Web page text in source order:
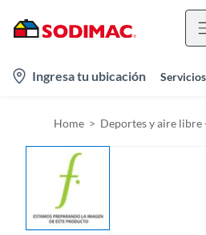
Ingresa tu ubicación Servicios
Home Deportes y aire libre